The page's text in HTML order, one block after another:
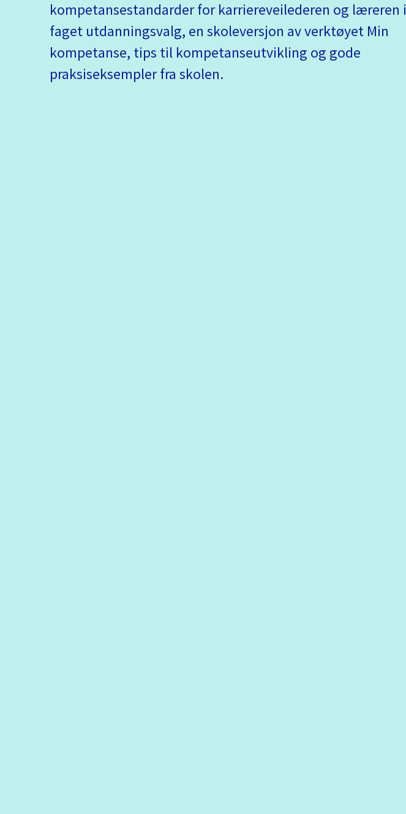
kompetansestandarder for karriereveilederen og læreren i
faget utdanningsvalg, en skoleversjon av verktøyet Min
kompetanse, tips til kompetanseutvikling og gode
praksiseksempler fra skolen.